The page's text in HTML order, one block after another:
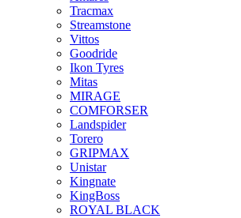
Tracmax
Streamstone
Vittos
Goodride
Ikon Tyres
Mitas
MIRAGE
COMFORSER
Landspider
Torero
GRIPMAX
Unistar
Kingnate
KingBoss
ROYAL BLACK